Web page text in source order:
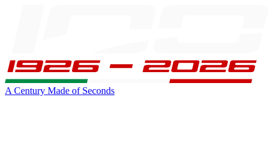
A Century Made of Seconds